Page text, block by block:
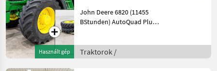
Használt gép
John Deere 6820 (11455
BStunden) AutoQuad Plus
Druckluftbremse,
Klimaanlage, 8 Räder,
Traktorok /